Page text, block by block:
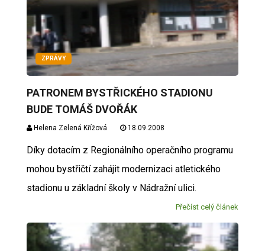
ZPRÁVY
PATRONEM BYSTŘICKÉHO STADIONU
BUDE TOMÁŠ DVOŘÁK
Helena Zelená Křížová 18.09.2008
Díky dotacím z Regionálního operačního programu
mohou bystřičtí zahájit modernizaci atletického
stadionu u základní školy v Nádražní ulici.
Přečíst celý článek